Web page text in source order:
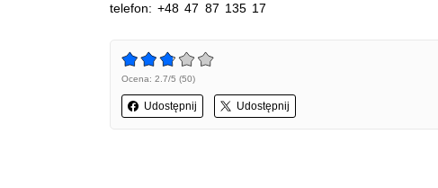
telefon: +48 47 87 135 17
Ocena: 2.7/5 (50)
Udostępnij Udostępnij